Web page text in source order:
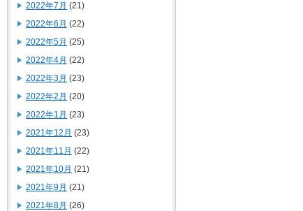
2022年7月 (21)
2022年6月 (22)
2022年5月 (25)
2022年4月 (22)
2022年3月 (23)
2022年2月 (20)
2022年1月 (23)
2021年12月 (23)
2021年11月 (22)
2021年10月 (21)
2021年9月 (21)
2021年8月 (26)